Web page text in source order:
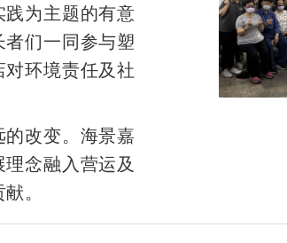
为主题的有意
者们一同参与塑
环境责任及社
改变。海景嘉
念融入营运及
。